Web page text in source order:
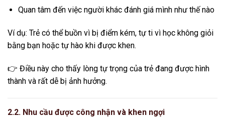
Quan tâm đến việc người khác đánh giá mình như thế nào
Ví dụ: Trẻ có thể buồn vì bị điểm kém, tự ti vì học không giỏi
bằng bạn hoặc tự hào khi được khen.
👉 Điều này cho thấy lòng tự trọng của trẻ đang được hình
thành và rất dễ bị ảnh hưởng.
2.2. Nhu cầu được công nhận và khen ngợi